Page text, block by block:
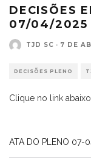
DECISÕES
07/04/2025
TJD SC · 7 DE
DECISÕES PLENO
Clique no link
ATA DO PLENO 07-